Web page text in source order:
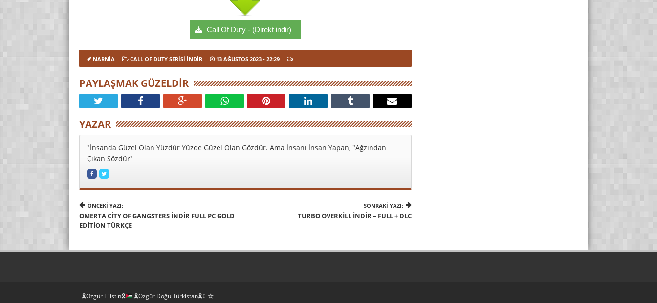
Call Of Duty - (Direkt indir)
NARNIA CALL OF DUTY SERISI İNDIR 13 AĞUSTOS 2023 - 22:29
PAYLAŞMAK GÜZELDIR
YAZAR
"İnsanda Güzel Olan Yüzdür Yüzde Güzel Olan Gözdür. Ama İnsanı İnsan Yapan, "Ağzından
Çıkan Sözdür"
ÖNCEKI YAZI:
OMERTA CITY OF GANGSTERS İNDIR FULL PC GOLD
EDITION TÜRKÇE
SONRAKI YAZI:
TURBO OVERKILL İNDIR – FULL + DLC
🎗Özgür Filistin🎗 🎗Özgür Doğu Türkistan🎗☾☆